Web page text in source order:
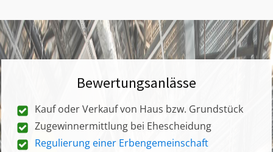
Bewertungsanlässe
Kauf oder Verkauf von Haus bzw. Grundstück
Zugewinnermittlung bei Ehescheidung
Regulierung einer Erbengemeinschaft